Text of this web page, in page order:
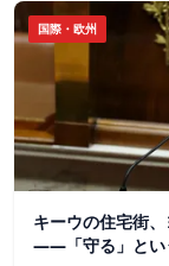
国際・欧州
キーウの住宅街
——「守る」とい